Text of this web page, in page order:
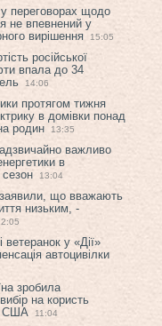
переговорах щодо
не впевнений у
вирішення
15:05
російської
впала до 34
14:06
протягом тижня
в домівки понад
родин
13:35
важливо
в
13:04
заявили, що вважають
низьким, -
ветеранок у «Дії»
автоцивілки
зробила
на користь
США
11:04